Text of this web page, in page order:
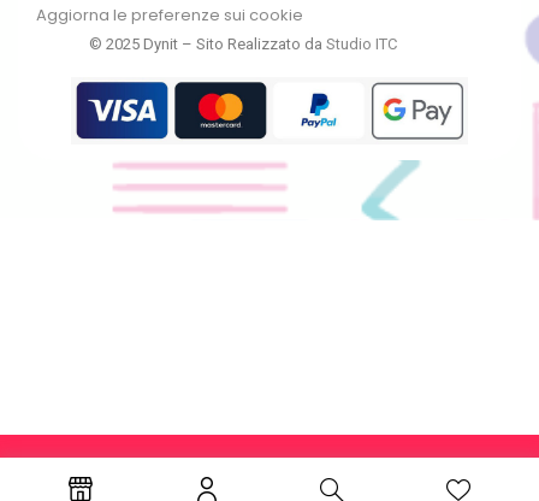
Aggiorna le preferenze sui cookie
© 2025 Dynit – Sito Realizzato da Studio ITC
RECEDI DAL CONTRATTO